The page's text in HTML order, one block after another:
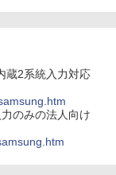
蔵2系統入力対応
のみの法人向け